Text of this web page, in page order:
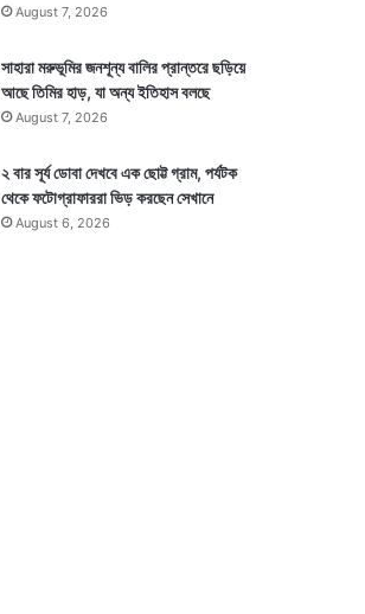
August 7, 2026
সাহারা মরুভূমির জনশূন্য বালির প্রান্তরে ছড়িয়ে
আছে তিমির হাড়, যা অন্য ইতিহাস বলছে
August 7, 2026
২ বার সূর্য ডোবা দেখবে এক ছোট্ট গ্রাম, পর্যটক
থেকে ফটোগ্রাফাররা ভিড় করছেন সেখানে
August 6, 2026